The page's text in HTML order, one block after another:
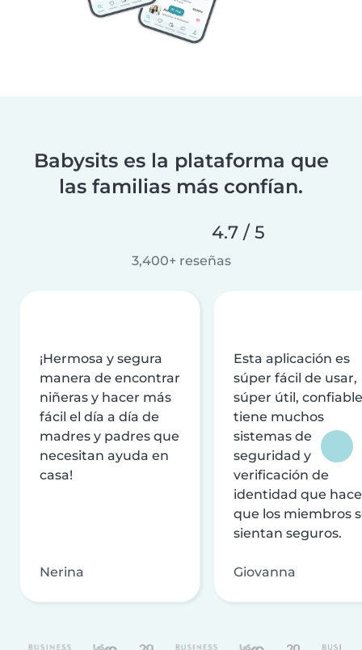
Babysits es la plataforma que
las familias más confían.
4.7 / 5
3,400+ reseñas
¡Hermosa y segura
manera de encontrar
niñeras y hacer más
fácil el día a día de
madres y padres que
necesitan ayuda en
casa!
Nerina
Esta aplicación es
súper fácil de usar,
súper útil,
tiene muchos
sistemas de
seguridad y
verificación de
identidad que
que los miembros
sientan seguros.
Giovanna